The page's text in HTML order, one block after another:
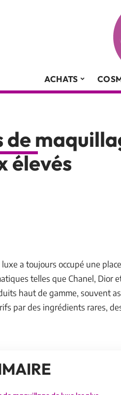
ACHATS
de
élevés
a toujours occupé une
telles que Chanel, Dior
haut de gamme, souvent
par des ingrédients rares,